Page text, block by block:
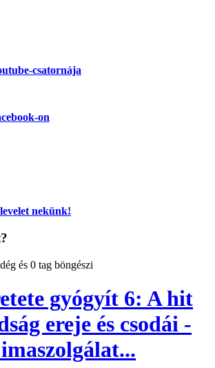
csatornája
on
nekünk!
és 0 tag böngészi
gyógyít 6: A hit
ereje és csodái -